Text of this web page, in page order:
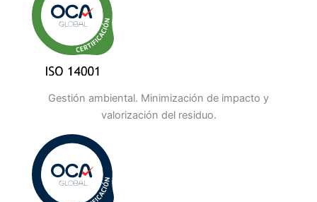
Gestión ambiental. Minimización de impacto y
valorización del residuo.